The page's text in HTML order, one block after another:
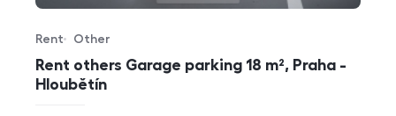
Rent others Garage parking 18 m², Praha -
Hloubětín
Offer type
Rent
Property type
Other